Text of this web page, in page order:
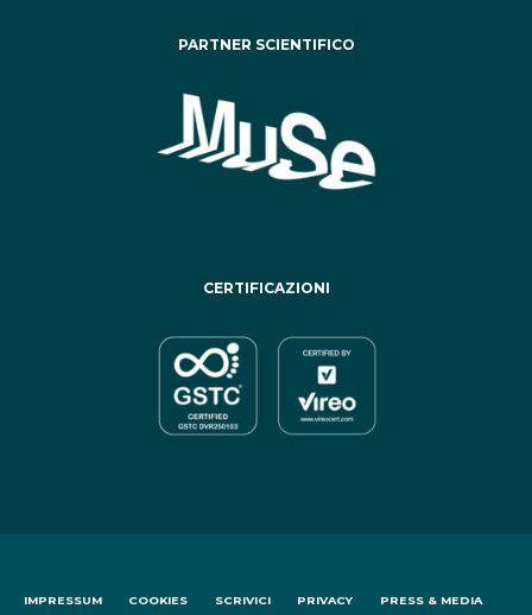
PARTNER SCIENTIFICO
CERTIFICAZIONI
IMPRESSUM COOKIES SCRIVICI PRIVACY PRESS & MEDIA